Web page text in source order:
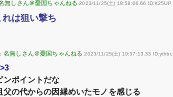
2023/11/25(土) 18:58:06.66 ID:K25UP
れは狙い撃ち
2023/11/25(土) 19:37:13.33 ID:ythbc
ンポイントだな
父の代からの因縁めいたモノを感じる